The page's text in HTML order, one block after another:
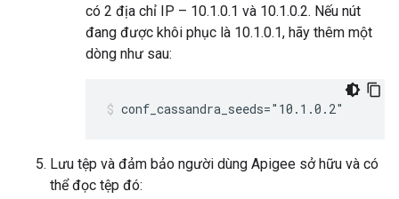
có 2 địa chỉ IP – 10.1.0.1 và 10.1.0.2. Nếu nút
đang được khôi phục là 10.1.0.1, hãy thêm một
dòng như sau:
conf_cassandra_seeds="10.1.0.2"
Lưu tệp và đảm bảo người dùng Apigee sở hữu và có
thể đọc tệp đó: